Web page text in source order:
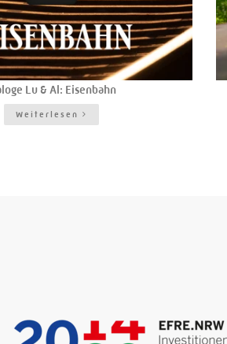
Lu & Al: Eisenbahn
Weiterlesen